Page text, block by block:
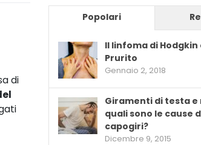
di
Popolari
Il linfoma di Hodgkin
Prurito
Gennaio 2, 2018
Giramenti di testa e
quali sono le cause
capogiri?
Dicembre 9, 2015